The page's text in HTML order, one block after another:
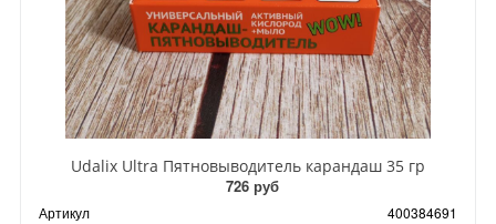
Udalix Ultra Пятновыводитель карандаш 35 гр
726 руб
Артикул
400384691